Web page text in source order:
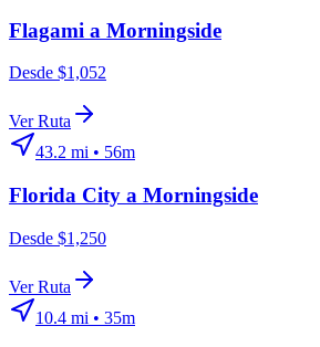
Flagami a Morningside
Desde $1,052
Ver Ruta
43.2 mi • 56m
Florida City a Morningside
Desde $1,250
Ver Ruta
10.4 mi • 35m